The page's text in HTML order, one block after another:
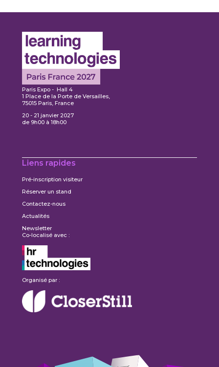
Paris Expo - Hall 4
1 Place de la Porte de Versailles,
75015 Paris, France
20 - 21 janvier 2027
de 9h00 à 18h00
Liens rapides
Pré-inscription visiteur
Réserver un stand
Contactez-nous
Actualités
Newsletter
Co-localisé avec :
Organisé par :